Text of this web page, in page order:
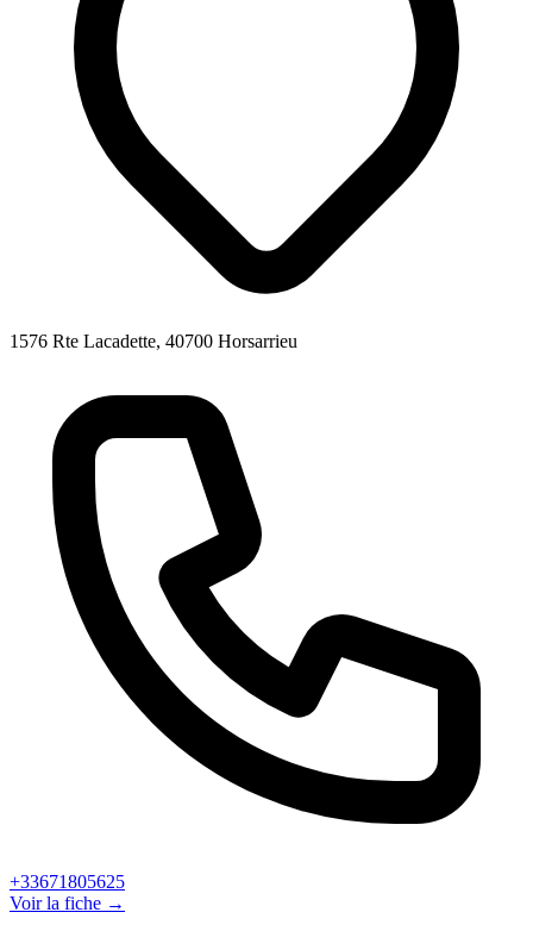
1576 Rte Lacadette, 40700 Horsarrieu
+33671805625
Voir la fiche →